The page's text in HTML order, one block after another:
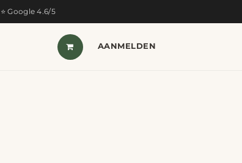
⭐ Google 4.6/5
SHOP CONTACT
AANMELDEN